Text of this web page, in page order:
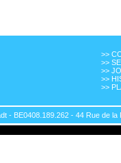
>>
>>
>>
>>
>>
- BE0408.189.262 - 44 Rue de